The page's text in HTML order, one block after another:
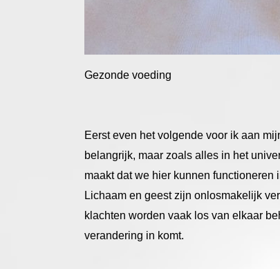
Gezonde voeding
Eerst even het volgende voor ik aan
belangrijk, maar zoals alles in het
maakt dat we hier kunnen functioneren
Lichaam en geest zijn onlosmakelijk
klachten worden vaak los van elkaar
verandering in komt.